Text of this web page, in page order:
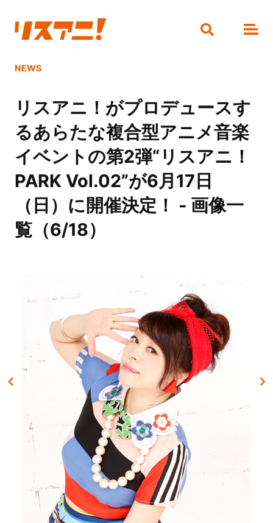
NEWS
リスアニ！がプロデュースす
るあらたな複合型アニメ音楽
イベントの第2弾“リスアニ！
PARK Vol.02”が6月17日
（日）に開催決定！ - 画像一
覧（6/18）